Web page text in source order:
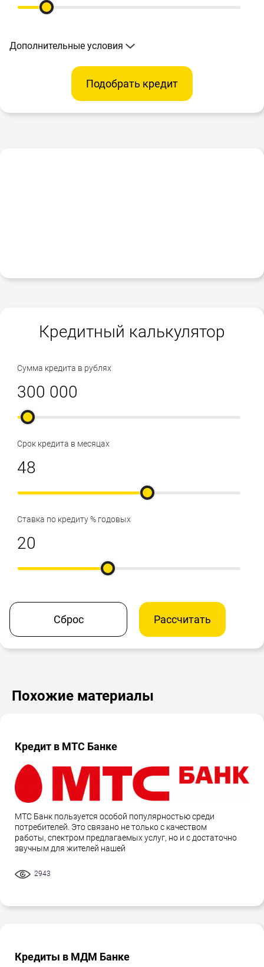
Дополнительные условия
Подобрать кредит
Кредитный калькулятор
Сумма кредита в рублях
Срок кредита в месяцах
Ставка по кредиту % годовых
Сброс Рассчитать
Похожие материалы
Кредит в МТС Банке
МТС Банк пользуется особой популярностью среди
потребителей. Это связано не только с качеством
работы, спектром предлагаемых услуг, но и с достаточно
звучным для жителей нашей
2943
Кредиты в МДМ Банке